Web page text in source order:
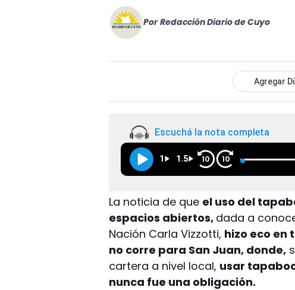
Por Redacción Diario de Cuyo
Agregar
Escuchá la nota completa
1 1.5 10 10
La noticia de que el uso del
espacios abiertos, dada a
Nación Carla Vizzotti, hizo eco en
no corre para San Juan, donde,
cartera a nivel local, usar
nunca fue una obligación.